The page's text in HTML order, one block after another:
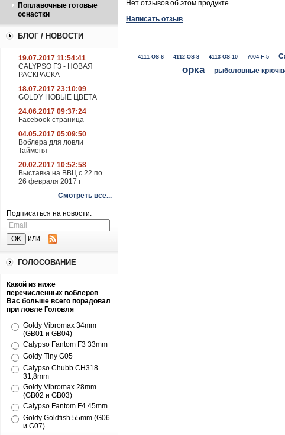
Поплавочные готовые
оснастки
БЛОГ / НОВОСТИ
19.07.2017 11:54:41
CALYPSO F3 - НОВАЯ
РАСКРАСКА
18.07.2017 23:10:09
GOLDY НОВЫЕ ЦВЕТА
24.06.2017 09:37:24
Facebook страница
04.05.2017 05:09:50
Воблера для ловли
Тайменя
20.02.2017 10:52:58
Выставка на ВВЦ с 22 по
26 февраля 2017 г
Смотреть все...
Подписаться на новости:
или
ГОЛОСОВАНИЕ
Какой из ниже
перечисленных воблеров
Вас больше всего порадовал
при ловле Головля
Goldy Vibromax 34mm
(GB01 и GB04)
Calypso Fantom F3 33mm
Goldy Tiny G05
Calypso Chubb CH318
31,8mm
Goldy Vibromax 28mm
(GB02 и GB03)
Calypso Fantom F4 45mm
Goldy Goldfish 55mm (G06
и G07)
Нет отзывов об этом продукте
Написать отзыв
4111-OS-6 4112-OS-8 4113-OS-10 7004-F-5
орка рыболовные